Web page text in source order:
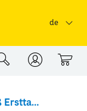
de
0
200. Geburtstag Johann Strauß Ersttagsbrief